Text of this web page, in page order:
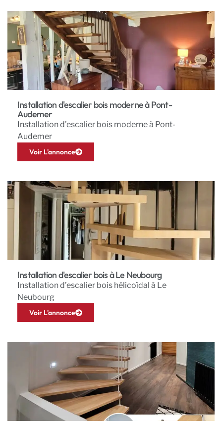
Installation d'escalier bois moderne à Pont-
Audemer
Installation d’escalier bois moderne à Pont-
Audemer
Voir L'annonce
Installation d'escalier bois à Le Neubourg
Installation d’escalier bois hélicoïdal à Le
Neubourg
Voir L'annonce